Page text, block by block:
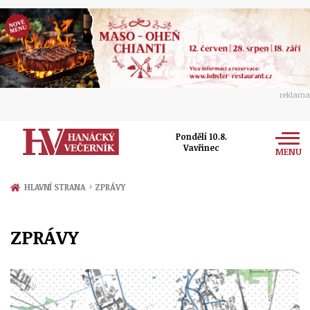
reklama
Pondělí 10.8.
Vavřinec
MENU
Zprávy
Přerov
Politika
Ekonomika
Kultura
Hudba
Společnost
Ženy
Sport
HLAVNÍ STRANA › ZPRÁVY
ZPRÁVY